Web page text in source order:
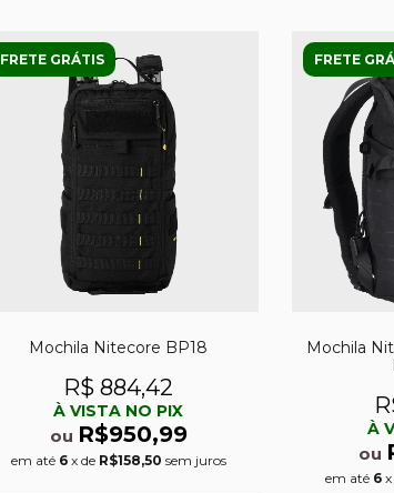
FRETE GRÁTIS
Mochila Nitecore BP18
R$ 884,42
À VISTA NO PIX
ou R$950,99
em até 6 x de R$158,50 sem juros
FRETE
Mochila
À
ou
em até 6 x